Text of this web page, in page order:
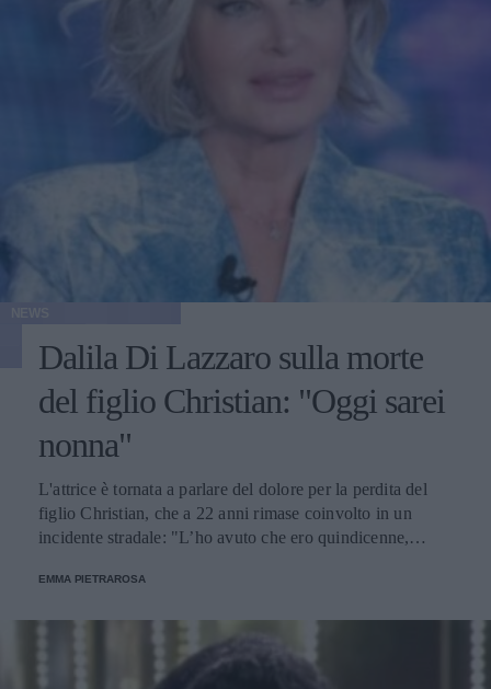
Dalila Di Lazzaro sulla morte
del figlio Christian: "Oggi sarei
nonna"
L'attrice è tornata a parlare del dolore per la perdita del
figlio Christian, che a 22 anni rimase coinvolto in un
incidente stradale: "L’ho avuto che ero quindicenne,
EMMA PIETRAROSA